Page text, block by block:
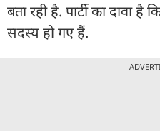
बता रही है. पार्टी का दावा
सदस्य हो गए हैं.